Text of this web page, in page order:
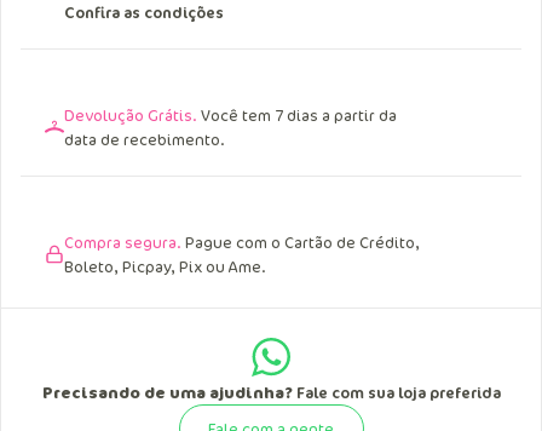
Confira as condições
Devolução Grátis. Você tem 7 dias a partir da
data de recebimento.
Compra segura. Pague com o Cartão de Crédito,
Boleto, Picpay, Pix ou Ame.
Precisando de uma ajudinha?Fale com sua loja preferida